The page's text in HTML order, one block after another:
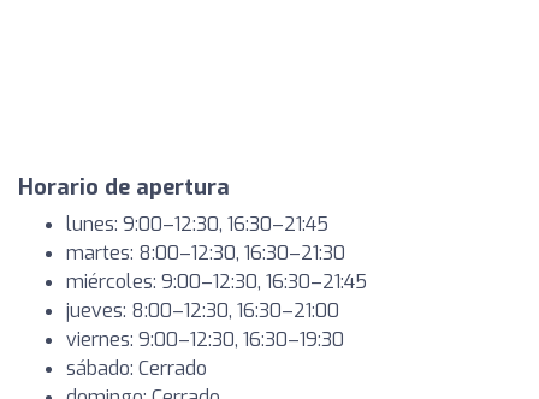
Horario de apertura
lunes: 9:00–12:30, 16:30–21:45
martes: 8:00–12:30, 16:30–21:30
miércoles: 9:00–12:30, 16:30–21:45
jueves: 8:00–12:30, 16:30–21:00
viernes: 9:00–12:30, 16:30–19:30
sábado: Cerrado